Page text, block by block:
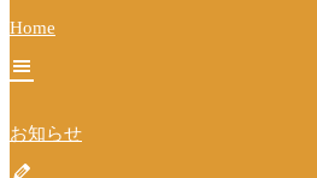
Home
お知らせ